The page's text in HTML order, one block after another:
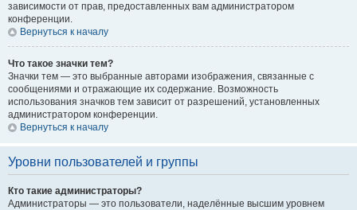
зависимости от прав, предоставленных вам администратором
конференции.
Вернуться к началу
Что такое значки тем?
Значки тем — это выбранные авторами изображения, связанные с
сообщениями и отражающие их содержание. Возможность
использования значков тем зависит от разрешений, установленных
администратором конференции.
Вернуться к началу
Уровни пользователей и группы
Кто такие администраторы?
Администраторы — это пользователи, наделённые высшим уровнем